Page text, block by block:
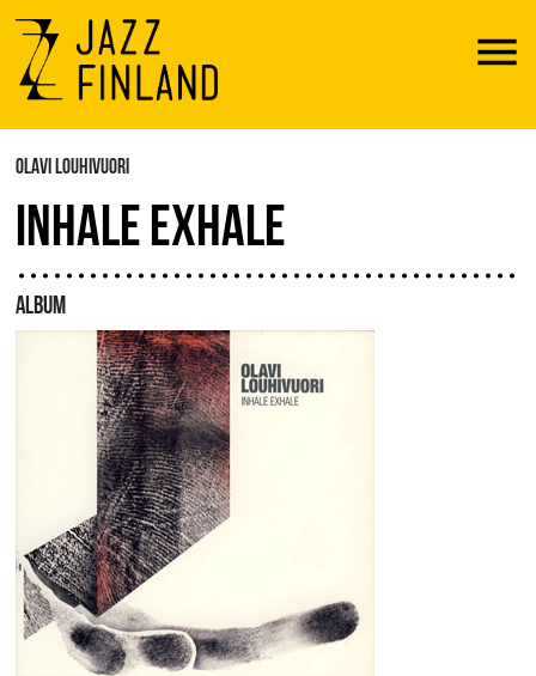
Menu
OLAVI LOUHIVUORI
INHALE EXHALE
ALBUM